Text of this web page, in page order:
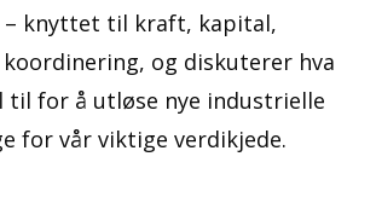
knyttet til kraft, kapital,
og diskuterer hva
til for å utløse nye industrielle
for vår viktige verdikjede.